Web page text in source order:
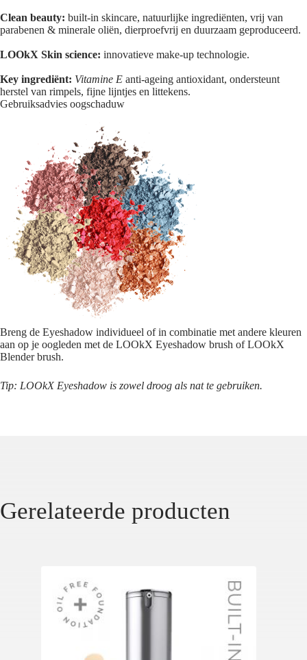
Clean beauty: built-in skincare, natuurlijke ingrediënten, vrij van
parabenen & minerale oliën, dierproefvrij en duurzaam geproduceerd.
LOOkX Skin science: innovatieve make-up technologie.
Key ingrediënt: Vitamine E anti-ageing antioxidant, ondersteunt
herstel van rimpels, fijne lijntjes en littekens.
Gebruiksadvies oogschaduw
Breng de Eyeshadow individueel of in combinatie met andere kleuren
aan op je oogleden met de LOOkX Eyeshadow brush of LOOkX
Blender brush.
Tip: LOOkX Eyeshadow is zowel droog als nat te gebruiken.
Gerelateerde producten